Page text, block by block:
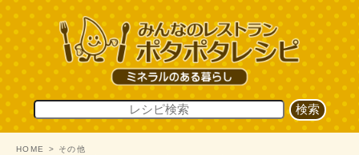
HOME
その他